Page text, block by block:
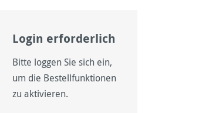
Login erforderlich
Bitte loggen Sie sich ein,
um die Bestellfunktionen
zu aktivieren.